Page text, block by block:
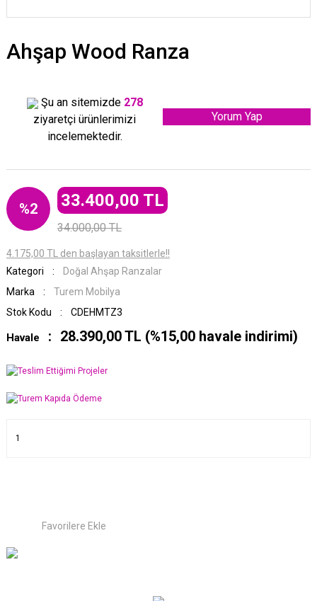
Ahşap Wood Ranza
Şu an sitemizde 278
ziyaretçi ürünlerimizi
incelemektedir.
Yorum Yap
%2 33.400,00 TL
34.000,00 TL
4.175,00 TL den başlayan taksitlerle!!
Kategori
Doğal Ahşap Ranzalar
Marka
Turem Mobilya
Stok Kodu
CDEHMTZ3
Havale 28.390,00 TL (%15,00 havale indirimi)